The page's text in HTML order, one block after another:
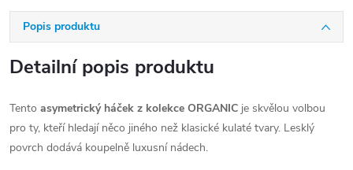
Popis produktu
Detailní popis produktu
Tento asymetrický háček z kolekce ORGANIC je skvělou volbou
pro ty, kteří hledají něco jiného než klasické kulaté tvary. Lesklý
povrch dodává koupelně luxusní nádech.